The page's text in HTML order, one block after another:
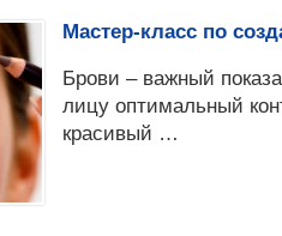
Мастер-класс по
Брови – важный
лицу оптимальный
красивый …